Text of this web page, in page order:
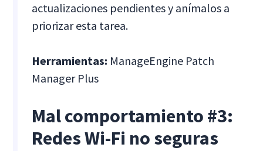
actualizaciones pendientes y anímalos a
priorizar esta tarea.
Herramientas: ManageEngine Patch
Manager Plus
Mal comportamiento #3:
Redes Wi-Fi no seguras